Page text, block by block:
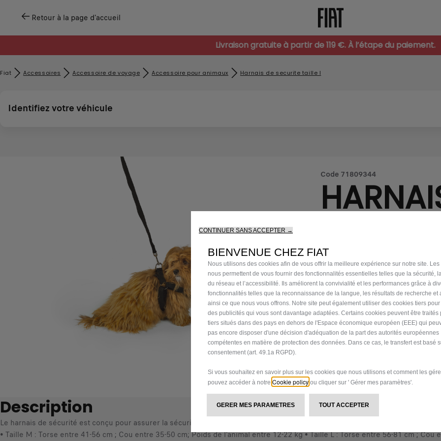
Retour à la page d'accueil
Livraison gratuite à partir de 119 €. À l’étape du paiement.
Fiat Accessoires Accessoire de voyage Accessoire pour animaux Harnais de securite taille l
Identifiez votre véhicule
Code 71809344
20,99 €
P
r
i
c
e
i
0
,
9
T
TT/par unité
- +
Q
u
a
i
t
y
u
p
d
Derniers
Livraison :17/08
Ce produit doit être installé
Description
Le harnais de sécurité est conçu pour assurer la sécurité de votre animal de compagnie lors des transports en voiture et
• Taille M : Torse entre 41-56 cm ; Cou entre 35-50 cm; Poids de l'animal entre 12-22 kg • Taille L : Torse entre 56-81 cm ;
CONTINUER SANS ACCEPTER →
BIENVENUE CHEZ FIAT
Nous utilisons des cookies afin de vous offrir la meilleure expérience sur notre site.
nous permettent de vous fournir des fonctionnalités essentielles telles que la sécurité,
du réseau et l’accessibilité. Ils améliorent la convivialité et les performances grâce à
fonctionnalités telles que la reconnaissance de la langue, les résultats de recherche et
ainsi ce que nous vous offrons. Notre site peut également utiliser des cookies tiers
des publicités qui vous sont davantage adaptées. Certains cookies peuvent être traités
tiers situés dans des pays en dehors de l'Espace économique européen (EEE) qui
pas encore disposer d'une décision d'adéquation de la part des autorités européennes
compétentes en matière de protection des données. Dans ce cas, le transfert est basé
consentement (art. 49.1a RGPD).
Si vous souhaitez en savoir plus sur les cookies que nous utilisons et comment les
pouvez accéder à notre Cookie policy ou cliquer sur ' Gérer mes paramètres'.
GERER MES PARAMETRES TOUT ACCEPTER